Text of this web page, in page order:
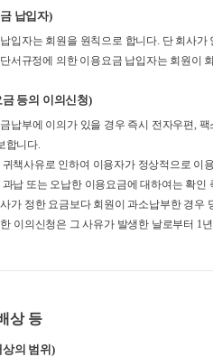
납입자)
입자는 회원을 원칙으로 합니다. 단 회사
서규정에 의한 이용요금 납입자는 회원이
등의 이의신청)
납부에 이의가 있을 경우 즉시 전자우편,
합니다.
귀책사유로 인하여 이용자가 정상적으로 이
과납 또는 오납한 이용요금에 대하여는 확인
가 정한 요금보다 회원이 과소납부한 경우
이의신청은 그 사유가 발생한 날로부터 1
상 등
의 범위)